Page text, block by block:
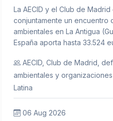
La AECID y el Club de
conjuntamente un encuentro
ambientales en La Antigua
España aporta hasta 33.524
AECID, Club de Madrid,
ambientales y
Latina
06 Aug 2026